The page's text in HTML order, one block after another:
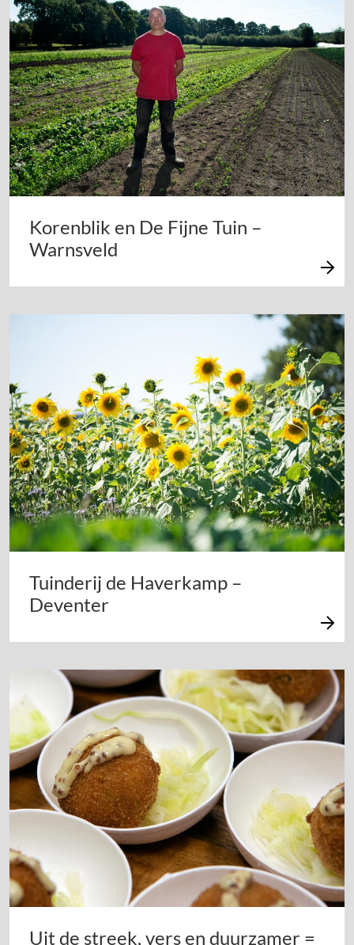
Korenblik en De Fijne Tuin –
Warnsveld
Tuinderij de Haverkamp –
Deventer
Uit de streek, vers en duurzamer =